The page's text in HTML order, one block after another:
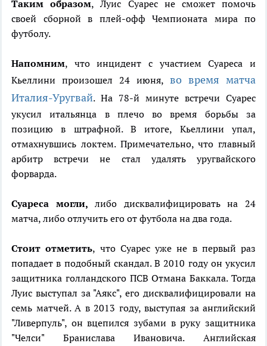
Таким образом, Луис Суарес не сможет помочь
своей сборной в плей-офф Чемпионата мира по
футболу.
Напомним, что инцидент с участием Суареса и
Кьеллини произошел 24 июня, во время матча
Италия-Уругвай. На 78-й минуте встречи Суарес
укусил итальянца в плечо во время борьбы за
позицию в штрафной. В итоге, Кьеллини упал,
отмахнувшись локтем. Примечательно, что главный
арбитр встречи не стал удалять уругвайского
форварда.
Суареса могли, либо дисквалифицировать на 24
матча, либо отлучить его от футбола на два года.
Стоит отметить, что Суарес уже не в первый раз
попадает в подобный скандал. В 2010 году он укусил
защитника голландского ПСВ Отмана Баккала. Тогда
Луис выступал за "Аякс", его дисквалифицировали на
семь матчей. А в 2013 году, выступая за английский
"Ливерпуль", он вцепился зубами в руку защитника
"Челси" Бранислава Ивановича. Английская